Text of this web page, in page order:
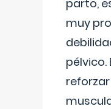
parto,
muy
pélvico.